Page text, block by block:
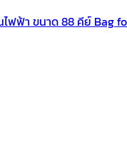
นไฟฟ้า ขนาด 88 คีย์ Bag